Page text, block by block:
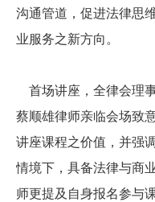
沟通管道，促进法律思
业服务之新方向。
首场讲座，全律会理
蔡顺雄律师亲临会场致
讲座课程之价值，并强
情境下，具备法律与商
师更提及自身报名参与